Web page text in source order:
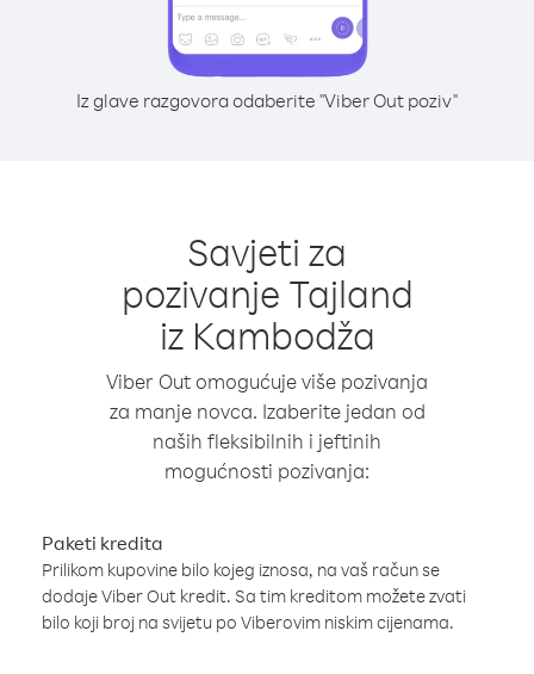
Iz glave razgovora odaberite "Viber Out poziv"
Savjeti za
pozivanje Tajland
iz Kambodža
Viber Out omogućuje više pozivanja
za manje novca. Izaberite jedan od
naših fleksibilnih i jeftinih
mogućnosti pozivanja:
Paketi kredita
Prilikom kupovine bilo kojeg iznosa, na vaš račun se
dodaje Viber Out kredit. Sa tim kreditom možete zvati
bilo koji broj na svijetu po Viberovim niskim cijenama.